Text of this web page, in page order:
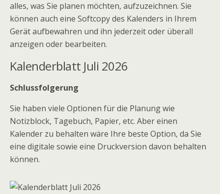
alles, was Sie planen möchten, aufzuzeichnen. Sie
können auch eine Softcopy des Kalenders in Ihrem
Gerät aufbewahren und ihn jederzeit oder überall
anzeigen oder bearbeiten.
Kalenderblatt Juli 2026
Schlussfolgerung
Sie haben viele Optionen für die Planung wie
Notizblock, Tagebuch, Papier, etc. Aber einen
Kalender zu behalten wäre Ihre beste Option, da Sie
eine digitale sowie eine Druckversion davon behalten
können.